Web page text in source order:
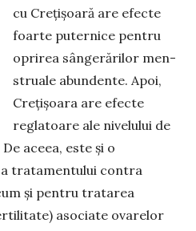
cu Crețișoară are efecte
foarte puternice pentru
oprirea sângerărilor men­
struale abundente. Apoi,
Crețișoara are efecte
reglatoare ale nivelului de
aceea, este și o
tratamentului contra
și pentru tratarea
asociate ovarelor